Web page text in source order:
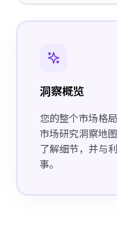
洞察概览
您的整个市场格
市场研究洞察地
了解细节，并与
事。